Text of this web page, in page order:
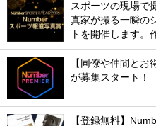
スポーツの現場で
真家が撮る一瞬の
トを開催します。
【同僚や仲間と
が募集スタート！
【登録無料】